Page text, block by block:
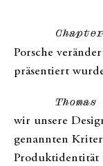
Chapter
Porsche
präsentiert
wir unsere
genannten
Produktidentität